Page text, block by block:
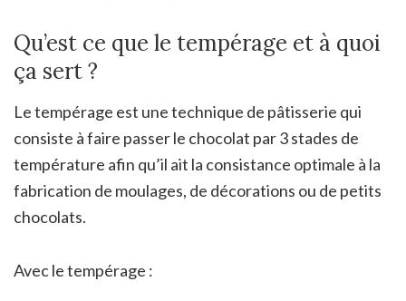
Qu’est ce que le tempérage et à quoi
ça sert ?
Le tempérage est une technique de pâtisserie qui
consiste à faire passer le chocolat par 3 stades de
température afin qu’il ait la consistance optimale à la
fabrication de moulages, de décorations ou de petits
chocolats.
Avec le tempérage :